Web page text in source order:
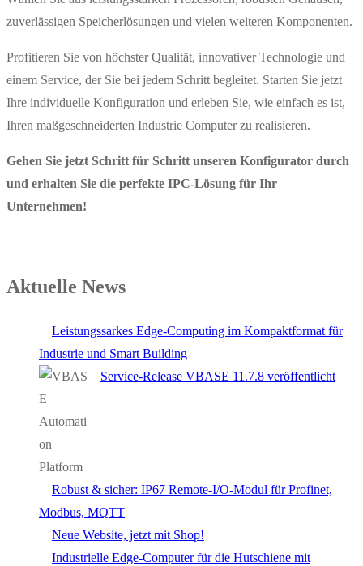
zuverlässigen Speicherlösungen und vielen weiteren Komponenten.
Profitieren Sie von höchster Qualität, innovativer Technologie und
einem Service, der Sie bei jedem Schritt begleitet. Starten Sie jetzt
Ihre individuelle Konfiguration und erleben Sie, wie einfach es ist,
Ihren maßgeschneiderten Industrie Computer zu realisieren.
Gehen Sie jetzt Schritt für Schritt unseren Konfigurator durch
und erhalten Sie die perfekte IPC-Lösung für Ihr
Unternehmen!
Aktuelle News
Leistungssarkes Edge-Computing im Kompaktformat für
Industrie und Smart Building
Service-Release VBASE 11.7.8 veröffentlicht
Robust & sicher: IP67 Remote-I/O-Modul für Profinet,
Modbus, MQTT
Neue Website, jetzt mit Shop!
Industrielle Edge-Computer für die Hutschiene mit